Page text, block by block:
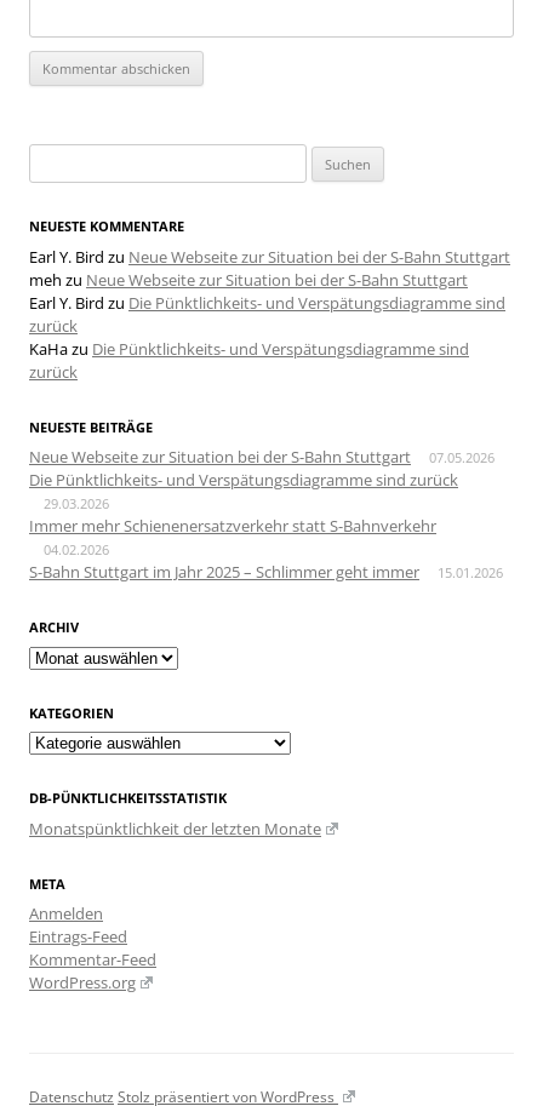
nach:
NEUESTE KOMMENTARE
Earl Y. Bird zu Neue Webseite zur Situation bei der S-Bahn Stuttgart
meh zu Neue Webseite zur Situation bei der S-Bahn Stuttgart
Earl Y. Bird zu Die Pünktlichkeits- und Verspätungsdiagramme sind
zurück
KaHazu Die Pünktlichkeits- und Verspätungsdiagramme sind
zurück
NEUESTE BEITRÄGE
Neue Webseite zur Situation bei der S-Bahn Stuttgart 07.05.2026
Die Pünktlichkeits- und Verspätungsdiagramme sind zurück
29.03.2026
Immer mehr Schienenersatzverkehr statt S-Bahnverkehr
04.02.2026
S-Bahn Stuttgart im Jahr 2025 – Schlimmer geht immer 15.01.2026
ARCHIV
Archiv
KATEGORIEN
Kategorien
DB-PÜNKTLICHKEITSSTATISTIK
Monatspünktlichkeit der letzten Monate
META
Anmelden
Eintrags-Feed
Kommentar-Feed
WordPress.org
Datenschutz Stolz präsentiert von WordPress